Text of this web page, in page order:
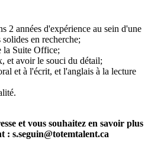
2 années d'expérience au sein d'une
en recherche;
la Suite Office;
et avoir le souci du détail;
et à l'écrit, et l'anglais à la lecture
et vous souhaitez en savoir plus
: s.seguin@totemtalent.ca